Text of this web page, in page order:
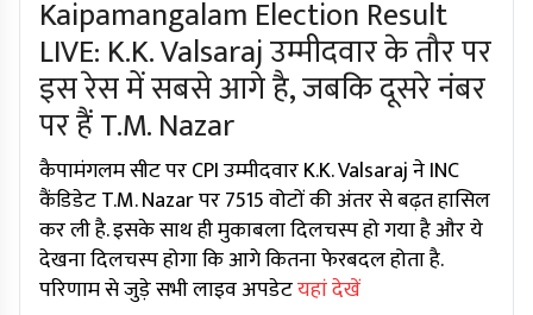
Kaipamangalam Election Result
LIVE: K.K. Valsaraj उम्मीदवार के तौर पर
इस रेस में सबसे आगे है, जबकि दूसरे नंबर
पर हैं T.M. Nazar
कैपामंगलम सीट पर CPI उम्मीदवार K.K. Valsaraj ने INC
कैंडिडेट T.M. Nazar पर 7515 वोटों की अंतर से बढ़त हासिल
कर ली है. इसके साथ ही मुकाबला दिलचस्प हो गया है और ये
देखना दिलचस्प होगा कि आगे कितना फेरबदल होता है.
परिणाम से जुड़े सभी लाइव अपडेटयहां देखें